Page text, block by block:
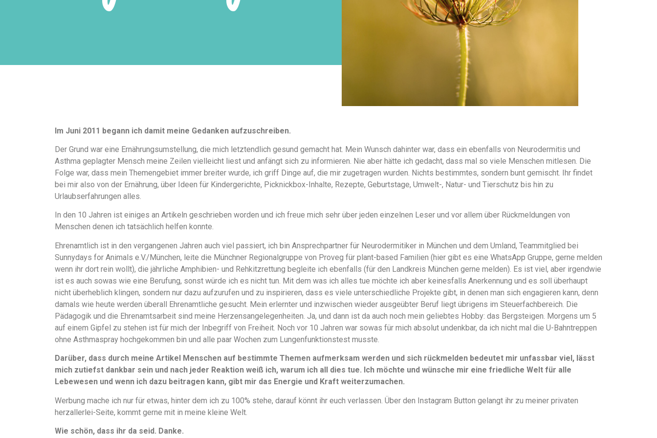
Im Juni 2011 begann ich damit meine Gedanken aufzuschreiben.
Der Grund war eine Ernährungsumstellung, die mich letztendlich gesund gemacht hat. Mein Wunsch dahinter war, dass ein ebenfalls von Neurodermitis und
Asthma geplagter Mensch meine Zeilen vielleicht liest und anfängt sich zu informieren. Nie aber hätte ich gedacht, dass mal so viele Menschen mitlesen. Die
Folge war, dass mein Themengebiet immer breiter wurde, ich griff Dinge auf, die mir zugetragen wurden. Nichts bestimmtes, sondern bunt gemischt. Ihr findet
bei mir also von der Ernährung, über Ideen für Kindergerichte, Picknickbox-Inhalte, Rezepte, Geburtstage, Umwelt-, Natur- und Tierschutz bis hin zu
Urlaubserfahrungen alles.
In den 10 Jahren ist einiges an Artikeln geschrieben worden und ich freue mich sehr über jeden einzelnen Leser und vor allem über Rückmeldungen von
Menschen denen ich tatsächlich helfen konnte.
Ehrenamtlich ist in den vergangenen Jahren auch viel passiert, ich bin Ansprechpartner für Neurodermitiker in München und dem Umland, Teammitglied bei
Sunnydays for Animals e.V./München, leite die Münchner Regionalgruppe von Proveg für plant-based Familien (hier gibt es eine WhatsApp Gruppe, gerne melden
wenn ihr dort rein wollt), die jährliche Amphibien- und Rehkitzrettung begleite ich ebenfalls (für den Landkreis München gerne melden). Es ist viel, aber irgendwie
ist es auch sowas wie eine Berufung, sonst würde ich es nicht tun. Mit dem was ich alles tue möchte ich aber keinesfalls Anerkennung und es soll überhaupt
nicht überheblich klingen, sondern nur dazu aufzurufen und zu inspirieren, dass es viele unterschiedliche Projekte gibt, in denen man sich engagieren kann, denn
damals wie heute werden überall Ehrenamtliche gesucht. Mein erlernter und inzwischen wieder ausgeübter Beruf liegt übrigens im Steuerfachbereich. Die
Pädagogik und die Ehrenamtsarbeit sind meine Herzensangelegenheiten. Ja, und dann ist da auch noch mein geliebtes Hobby: das Bergsteigen. Morgens um 5
auf einem Gipfel zu stehen ist für mich der Inbegriff von Freiheit. Noch vor 10 Jahren war sowas für mich absolut undenkbar, da ich nicht mal die U-Bahntreppen
ohne Asthmaspray hochgekommen bin und alle paar Wochen zum Lungenfunktionstest musste.
Darüber, dass durch meine Artikel Menschen auf bestimmte Themen aufmerksam werden und sich rückmelden bedeutet mir unfassbar viel, lässt
mich zutiefst dankbar sein und nach jeder Reaktion weiß ich, warum ich all dies tue. Ich möchte und wünsche mir eine friedliche Welt für alle
Lebewesen und wenn ich dazu beitragen kann, gibt mir das Energie und Kraft weiterzumachen.
Werbung mache ich nur für etwas, hinter dem ich zu 100% stehe, darauf könnt ihr euch verlassen. Über den Instagram Button gelangt ihr zu meiner privaten
herzallerlei-Seite, kommt gerne mit in meine kleine Welt.
Wie schön, dass ihr da seid. Danke.